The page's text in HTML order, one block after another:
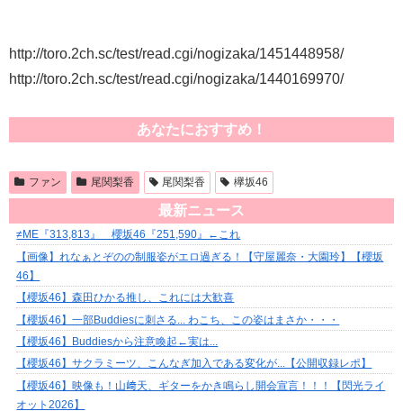
http://toro.2ch.sc/test/read.cgi/nogizaka/1451448958/
http://toro.2ch.sc/test/read.cgi/nogizaka/1440169970/
あなたにおすすめ！
ファン 尾関梨香 尾関梨香 欅坂46
最新ニュース
≠ME『313,813』 櫻坂46『251,590』←これ
【画像】れなぁとぞのの制服姿がエロ過ぎる！【守屋麗奈・大園玲】【櫻坂
46】
【櫻坂46】森田ひかる推し、これには大歓喜
【櫻坂46】一部Buddiesに刺さる... わこち、この姿はまさか・・・
【櫻坂46】Buddiesから注意喚起←実は...
【櫻坂46】サクラミーツ、こんなぎ加入である変化が...【公開収録レポ】
【櫻坂46】映像も！山﨑天、ギターをかき鳴らし開会宣言！！！【閃光ライ
オット2026】